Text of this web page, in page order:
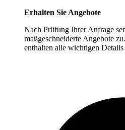
Erhalten Sie Angebote
Nach Prüfung Ihrer Anfrage
maßgeschneiderte Angebote
enthalten alle wichtigen